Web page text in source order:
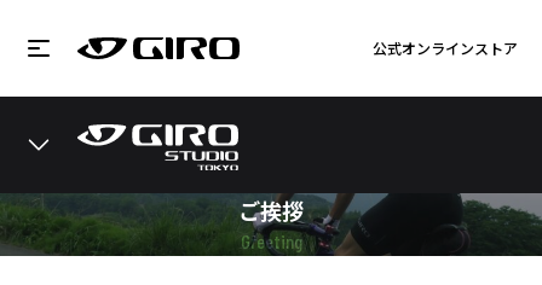
公式オンラインストア
ご挨拶
Greeting